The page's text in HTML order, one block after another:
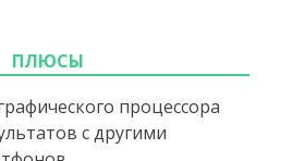
ПЛЮСЫ
процессора
с другими